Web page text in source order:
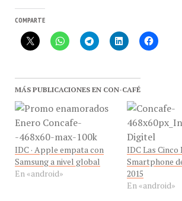
COMPARTE
MÁS PUBLICACIONES EN CON-CAFÉ
IDC · Apple empata con
Samsung a nivel global
En «android»
IDC Las Cinco
Smartphone
2015
En «android»